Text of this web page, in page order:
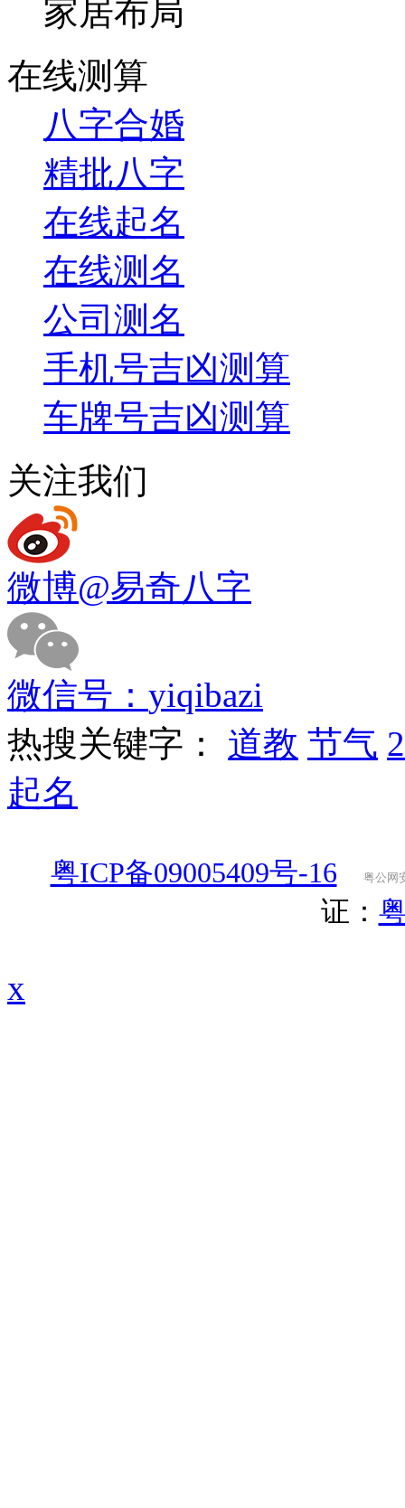
家居布局
在线测算
八字合婚
精批八字
在线起名
在线测名
公司测名
手机号吉凶测算
车牌号吉凶测算
关注我们
微博@易奇八字
微信号： yiqibazi
热搜关键字： 道教 节气
起名
粤ICP备09005409号-16 粤公网
证：
x